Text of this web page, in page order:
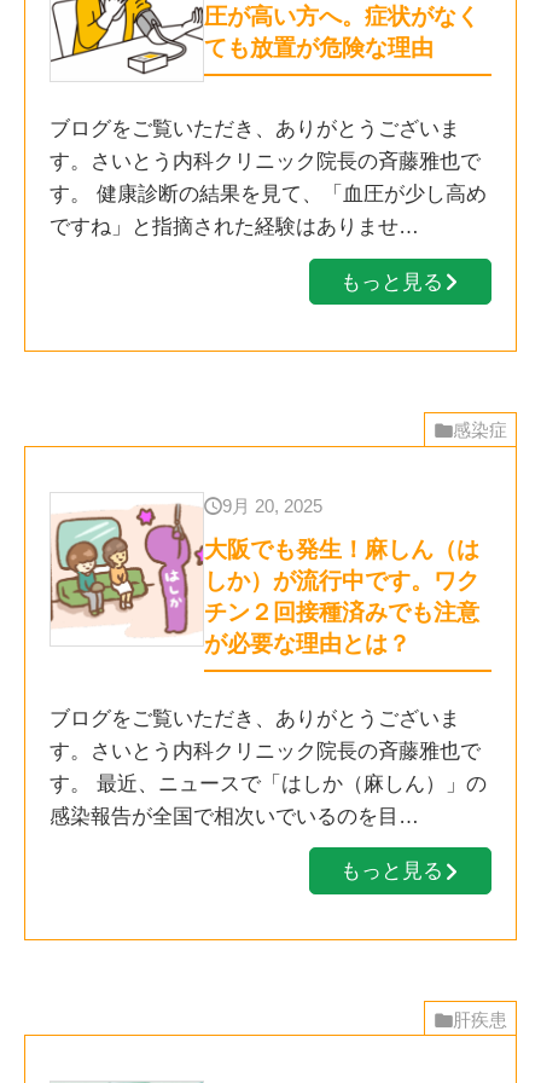
圧が高い方へ。症状がなく
ても放置が危険な理由
ブログをご覧いただき、ありがとうございま
す。さいとう内科クリニック院長の斉藤雅也で
す。 健康診断の結果を見て、「血圧が少し高め
ですね」と指摘された経験はありませ…
もっと見る
感染症
9月 20, 2025
大阪でも発生！麻しん（は
しか）が流行中です。ワク
チン２回接種済みでも注意
が必要な理由とは？
ブログをご覧いただき、ありがとうございま
す。さいとう内科クリニック院長の斉藤雅也で
す。 最近、ニュースで「はしか（麻しん）」の
感染報告が全国で相次いでいるのを目…
もっと見る
肝疾患